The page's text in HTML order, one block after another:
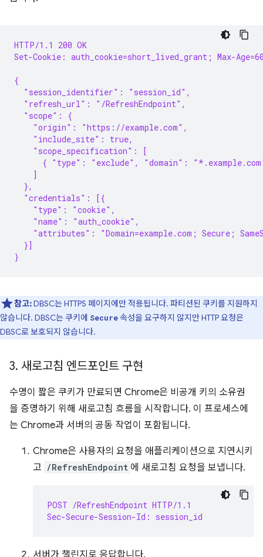
HTTP/1.1 200 OK
Set-Cookie: auth_cookie=short_lived_grant; Max-
{
  "session_identifier": "session_id",
  "refresh_url": "/RefreshEndpoint",
  "scope": {
    "origin": "https://example.com",
    "include_site": true,
    "scope_specification": [
{ "type": "exclude", "domain":
    ]
  },
  "credentials": [{
    "type": "cookie",
    "name": "auth_cookie",
"attributes": "Domain=example.com; Secure;
  }]
}
참고:DBSC는 HTTPS 페이지에만 적용됩니다. 파티션된 쿠키를 지원하지
않습니다. DBSC는 쿠키에 Secure속성을 요구하지 않지만 HTTP 요청은
DBSC로 보호되지 않습니다.
3. 새로고침 엔드포인트 구현
수명이 짧은 쿠키가 만료되면 Chrome은 비공개 키의 소유권
을 증명하기 위해 새로고침 흐름을 시작합니다. 이 프로세스에
는 Chrome과 서버의 공동 작업이 포함됩니다.
Chrome은 사용자의 요청을 애플리케이션으로 지연시키
고 /RefreshEndpoint 에 새로고침 요청을 보냅니다.
POST /RefreshEndpoint HTTP/1.1
Sec-Secure-Session-Id: session_id
서버가 챌린지로 응답합니다.